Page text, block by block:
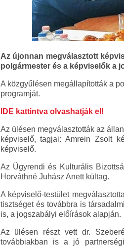
Az újonnan megválasztott
polgármester és a képviselők a
A közgyűlésen megállapították a
programját.
IDE kattintva olvashatják el!
Az ülésen megválasztották az
képviselő, tagjai: Amrein Zsolt
képviselő.
Az Ügyrendi és Kulturális
Horváthné Juhász Anett kültag.
A képviselő-testület
tisztséget és továbbra is
is, a jogszabályi előírások alapján.
Az ülésen részt vett dr.
továbbiakban is a jó